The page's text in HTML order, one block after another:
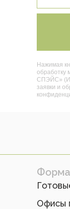
Нажимая
обработку
СПЭЙС»
заявки и
Офисы